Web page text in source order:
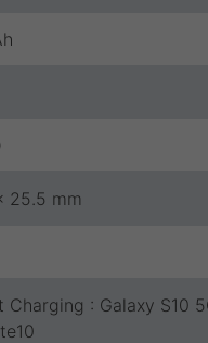
25.5 mm
Charging : Galaxy S10